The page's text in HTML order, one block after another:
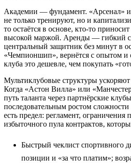
Академии — фундамент. «Арсенал»
не только тренируют, но и
то остаётся в основе, кто-то
высокой маржой. Аренды — гибкий
центральный защитник без минут в
«Чемпионшип», вернётся с опытом и
клуба это дешевле, чем покупать
Мультиклубовые структуры
Когда «Астон Вилла» или
путь таланта через партнёрские
последовательным ростом сложности
есть предел: регламент, ограничения
избыточного пула контрактов,
Быстрый чеклист спортивного
позиции и «за что платим»;